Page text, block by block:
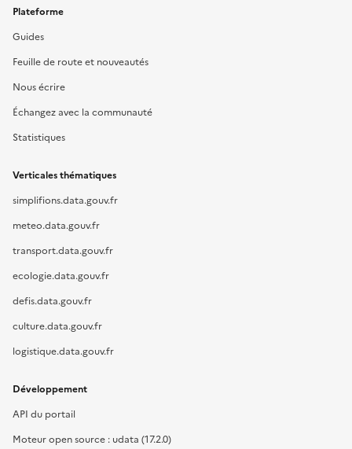
Plateforme
Guides
Feuille de route et nouveautés
Nous écrire
Échangez avec la communauté
Statistiques
Verticales thématiques
simplifions.data.gouv.fr
meteo.data.gouv.fr
transport.data.gouv.fr
ecologie.data.gouv.fr
defis.data.gouv.fr
culture.data.gouv.fr
logistique.data.gouv.fr
Développement
API du portail
Moteur open source : udata (17.2.0)